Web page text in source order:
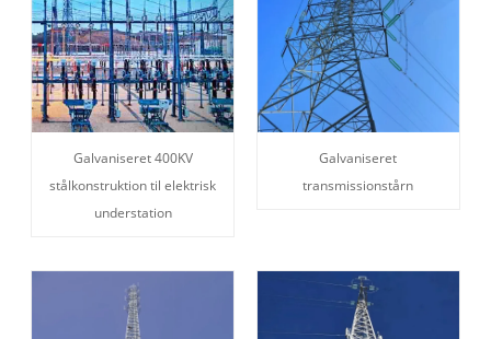
Galvaniseret 400KV
stålkonstruktion til elektrisk
understation
Galvaniseret
transmissionstårn